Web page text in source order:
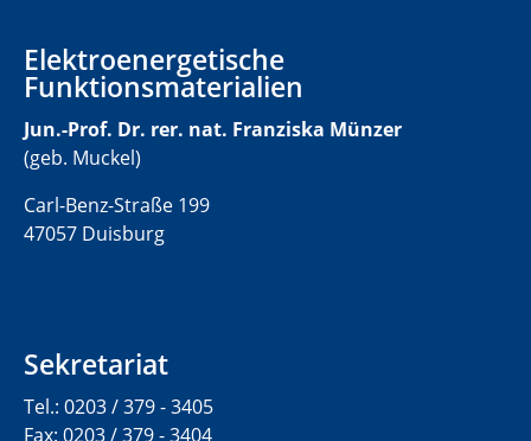
Elektroenergetische
Funktionsmaterialien
Jun.-Prof. Dr. rer. nat. Franziska Münzer
(geb. Muckel)
Carl-Benz-Straße 199
47057 Duisburg
Sekretariat
Tel.: 0203 / 379 - 3405
Fax: 0203 / 379 - 3404